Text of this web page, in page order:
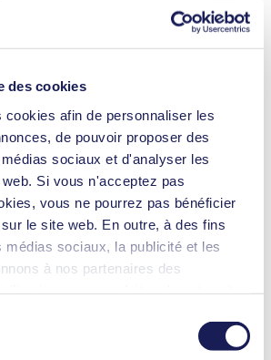
des cookies
cookies afin de personnaliser les
de pouvoir proposer des
sociaux et d'analyser les
Si vous n'acceptez pas
vous ne pourrez pas bénéficier
le site web. En outre, à des fins
médias sociaux, la publicité et les
à nos partenaires des
données que vous leur avez
collectées dans le cadre de votre
de pompe : PP, PVDF, PTFE
: FFKM Kalrez
S
FEM 1.02 S
- Anglais
02 FEM 1.02 S